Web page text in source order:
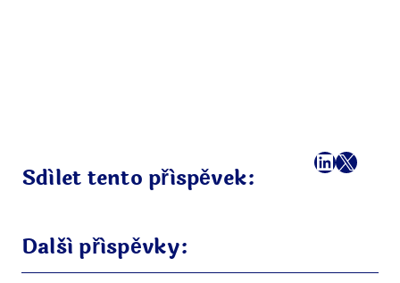
Sdílet tento příspěvek:
Facebook
LinkedIn
X E-
Další příspěvky: